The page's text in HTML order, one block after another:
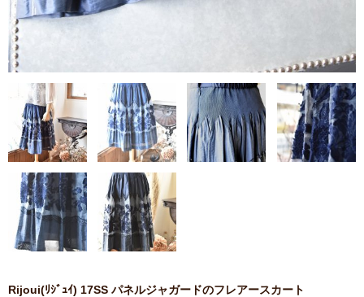
Rijoui(ﾘｼﾞｭｲ) 17SS パネルジャガードのフレアースカート